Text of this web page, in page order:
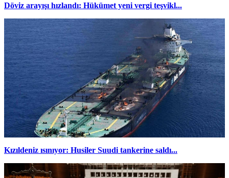
Döviz arayışı hızlandı: Hükümet yeni vergi teşvikl...
Kızıldeniz ısınıyor: Husiler Suudi tankerine saldı...